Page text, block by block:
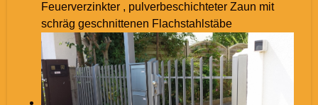
Feuerverzinkter , pulverbeschichteter Zaun mit
schräg geschnittenen Flachstahlstäbe